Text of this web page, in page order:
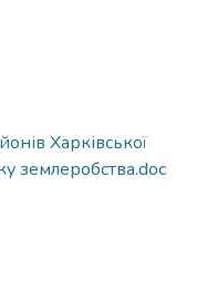
Харківської
землеробства.doc